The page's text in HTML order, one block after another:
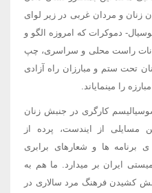
زنان و مردان غربی در زیر لوای
دموکرات که امروزه الگو و
راست محلی و سراسری، چپ
تحت ستم و مبارزان راه آزادی
را مینمایاند.
کارگری در جنبش زنان
از ایندست، پرده از
برنامه ها و شعارهای برابری
ایران بر میدارد. ما هم به
کشیدن فرهنگ مرد سالاری در